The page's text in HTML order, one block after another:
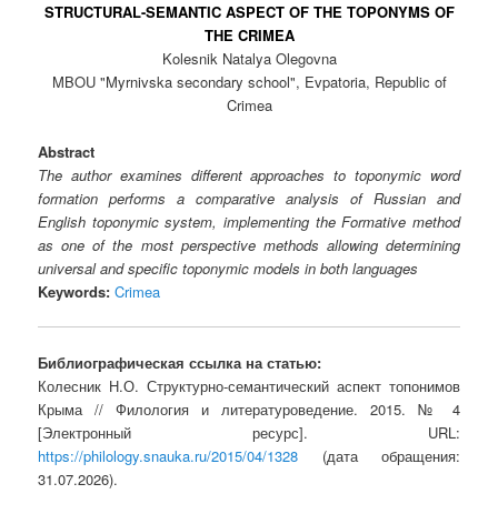
STRUCTURAL-SEMANTIC ASPECT OF THE TOPONYMS OF
THE CRIMEA
Kolesnik Natalya Olegovna
MBOU "Myrnivska secondary school", Evpatoria, Republic of
Crimea
Abstract
The author examines different approaches to toponymic word
formation performs a comparative analysis of Russian and
English toponymic system, implementing the Formative method
as one of the most perspective methods allowing determining
universal and specific toponymic models in both languages
Keywords: Crimea
Библиографическая ссылка на статью:
Колесник Н.О. Структурно-семантический аспект топонимов
Крыма // Филология и литературоведение. 2015. № 4
[Электронный ресурс]. URL:
https://philology.snauka.ru/2015/04/1328 (дата обращения:
31.07.2026).